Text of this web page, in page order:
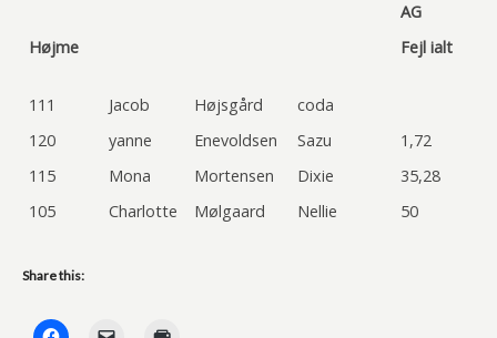
AG
Højme
Fejl ialt
111 Jacob Højsgård
coda
120
yanne Enevoldsen Sazu
1,72
115
Mona Mortensen Dixie
35,28
105
Charlotte Mølgaard Nellie 50
Share this: